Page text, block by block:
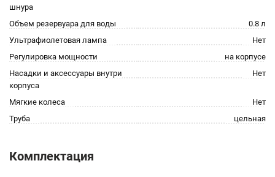
шнура
Объем резервуара для воды
0.8 л
Ультрафиолетовая лампа
Нет
Регулировка мощности
на корпусе
Насадки и аксессуары внутри
корпуса
Нет
Мягкие колеса
Нет
Труба
цельная
Комплектация